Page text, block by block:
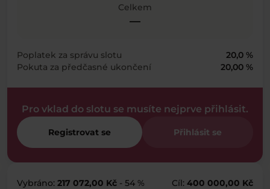
Celkem
—
Poplatek za správu slotu
20,0 %
Pokuta za předčasné ukončení
20,00 %
Pro vklad do slotu se musíte nejprve přihlásit.
Registrovat se Přihlásit se
Vybráno: 217 072,00 Kč - 54 % Cíl: 400 000,00 Kč